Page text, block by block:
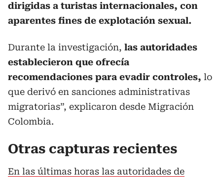
dirigidas a turistas internacionales, con
aparentes fines de explotación sexual.
Durante la investigación, las autoridades
establecieron que ofrecía
recomendaciones para evadir controles, lo
que derivó en sanciones administrativas
migratorias”, explicaron desde Migración
Colombia.
Otras capturas recientes
En las últimas horas las autoridades de